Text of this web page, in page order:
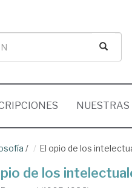
NUESTRAS
/ El opio de los
de los